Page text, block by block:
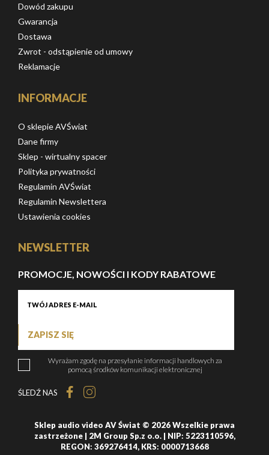
Dowód zakupu
Gwarancja
Dostawa
Zwrot - odstąpienie od umowy
Reklamacje
INFORMACJE
O sklepie AVŚwiat
Dane firmy
Sklep - wirtualny spacer
Polityka prywatności
Regulamin AVŚwiat
Regulamin Newslettera
Ustawienia cookies
NEWSLETTER
PROMOCJE, NOWOŚCI I KODY RABATOWE
ZAPISZ SIĘ
Wyrażam zgodę na przesyłanie informacji handlowych za
pomocą środków komunikacji elektronicznej
ŚLEDŹ NAS
Sklep audio video AV Świat © 2026 Wszelkie prawa
zastrzeżone | 2M Group Sp.z o.o. | NIP: 5223110596,
REGON: 369276414, KRS: 0000713668